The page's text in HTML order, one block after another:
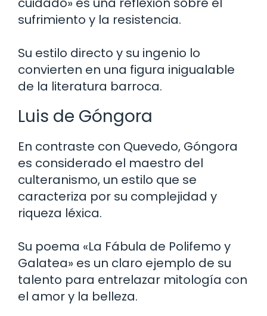
sufrimiento y la resistencia.
Su estilo directo y su ingenio lo
convierten en una figura inigualable
de la literatura barroca.
Luis de Góngora
En contraste con Quevedo, Góngora
es considerado el maestro del
culteranismo, un estilo que se
caracteriza por su complejidad y
riqueza léxica.
Su poema «La Fábula de Polifemo y
Galatea» es un claro ejemplo de su
talento para entrelazar mitología con
el amor y la belleza.